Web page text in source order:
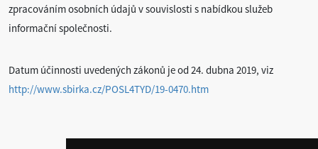
zpracováním osobních údajů v souvislosti s nabídkou služeb
informační společnosti.
Datum účinnosti uvedených zákonů je od 24. dubna 2019, viz
http://www.sbirka.cz/POSL4TYD/19-0470.htm